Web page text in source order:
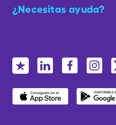
¿Necesitas ayuda?